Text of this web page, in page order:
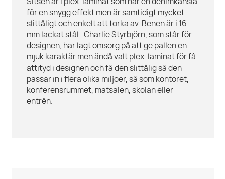
Sitsen är i plex-laminat som har en denimkänsla
för en snygg effekt men är samtidigt mycket
slittåligt och enkelt att torka av. Benen är i 16
mm lackat stål. Charlie Styrbjörn, som står för
designen, har lagt omsorg på att ge pallen en
mjuk karaktär men ändå valt plex-laminat för få
attityd i designen och få den slittålig så den
passar in i flera olika miljöer, så som kontoret,
konferensrummet, matsalen, skolan eller
entrén.